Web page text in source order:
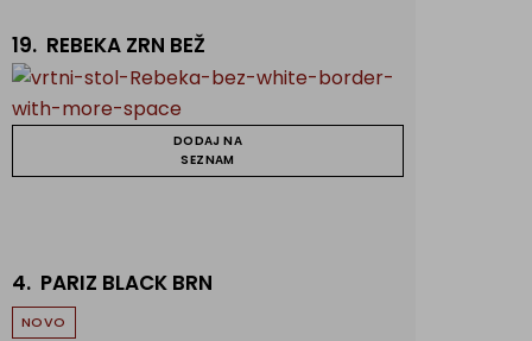
19. REBEKA ZRN BEŽ
DODAJ NA
SEZNAM
4. PARIZ BLACK BRN
NOVO